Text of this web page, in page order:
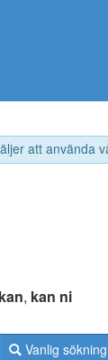
att använda
, kan ni
Vanlig sökning